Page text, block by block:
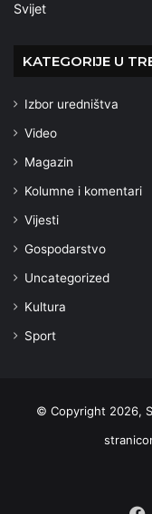
Svijet
KATEGORIJE U
Izbor uredništva
Video
Magazin
Kolumne i komentari
Vijesti
Gospodarstvo
Uncategorized
Kultura
Sport
© Copyright 2026,